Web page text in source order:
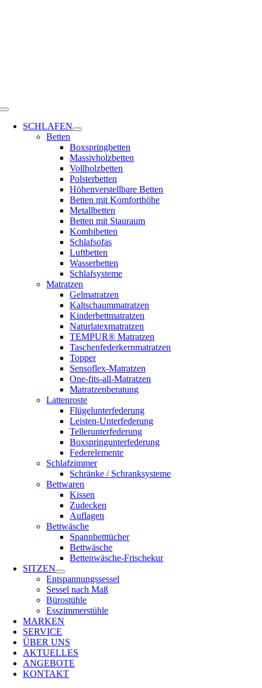
Toggle
NavigationSCHLAFEN
Betten
Boxspringbetten
Massivholzbetten
Vollholzbetten
Polsterbetten
Höhenverstellbare Betten
Betten mit Komforthöhe
Metallbetten
Betten mit Stauraum
Kombibetten
Schlafsofas
Luftbetten
Wasserbetten
Schlafsysteme
Matratzen
Gelmatratzen
Kaltschaummatratzen
Kinderbettmatratzen
Naturlatexmatratzen
TEMPUR® Matratzen
Taschenfederkernmatratzen
Topper
Sensoflex-Matratzen
One-fits-all-Matratzen
Matratzenberatung
Lattenroste
Flügelunterfederung
Leisten-Unterfederung
Tellerunterfederung
Boxspringunterfederung
Federelemente
Schlafzimmer
Schränke / Schranksysteme
Bettwaren
Kissen
Zudecken
Auflagen
Bettwäsche
Spannbetttücher
Bettwäsche
Bettenwäsche-Frischekur
SITZEN
Entspannungssessel
Sessel nach Maß
Bürostühle
Esszimmerstühle
MARKEN
SERVICE
ÜBER UNS
AKTUELLES
ANGEBOTE
KONTAKT